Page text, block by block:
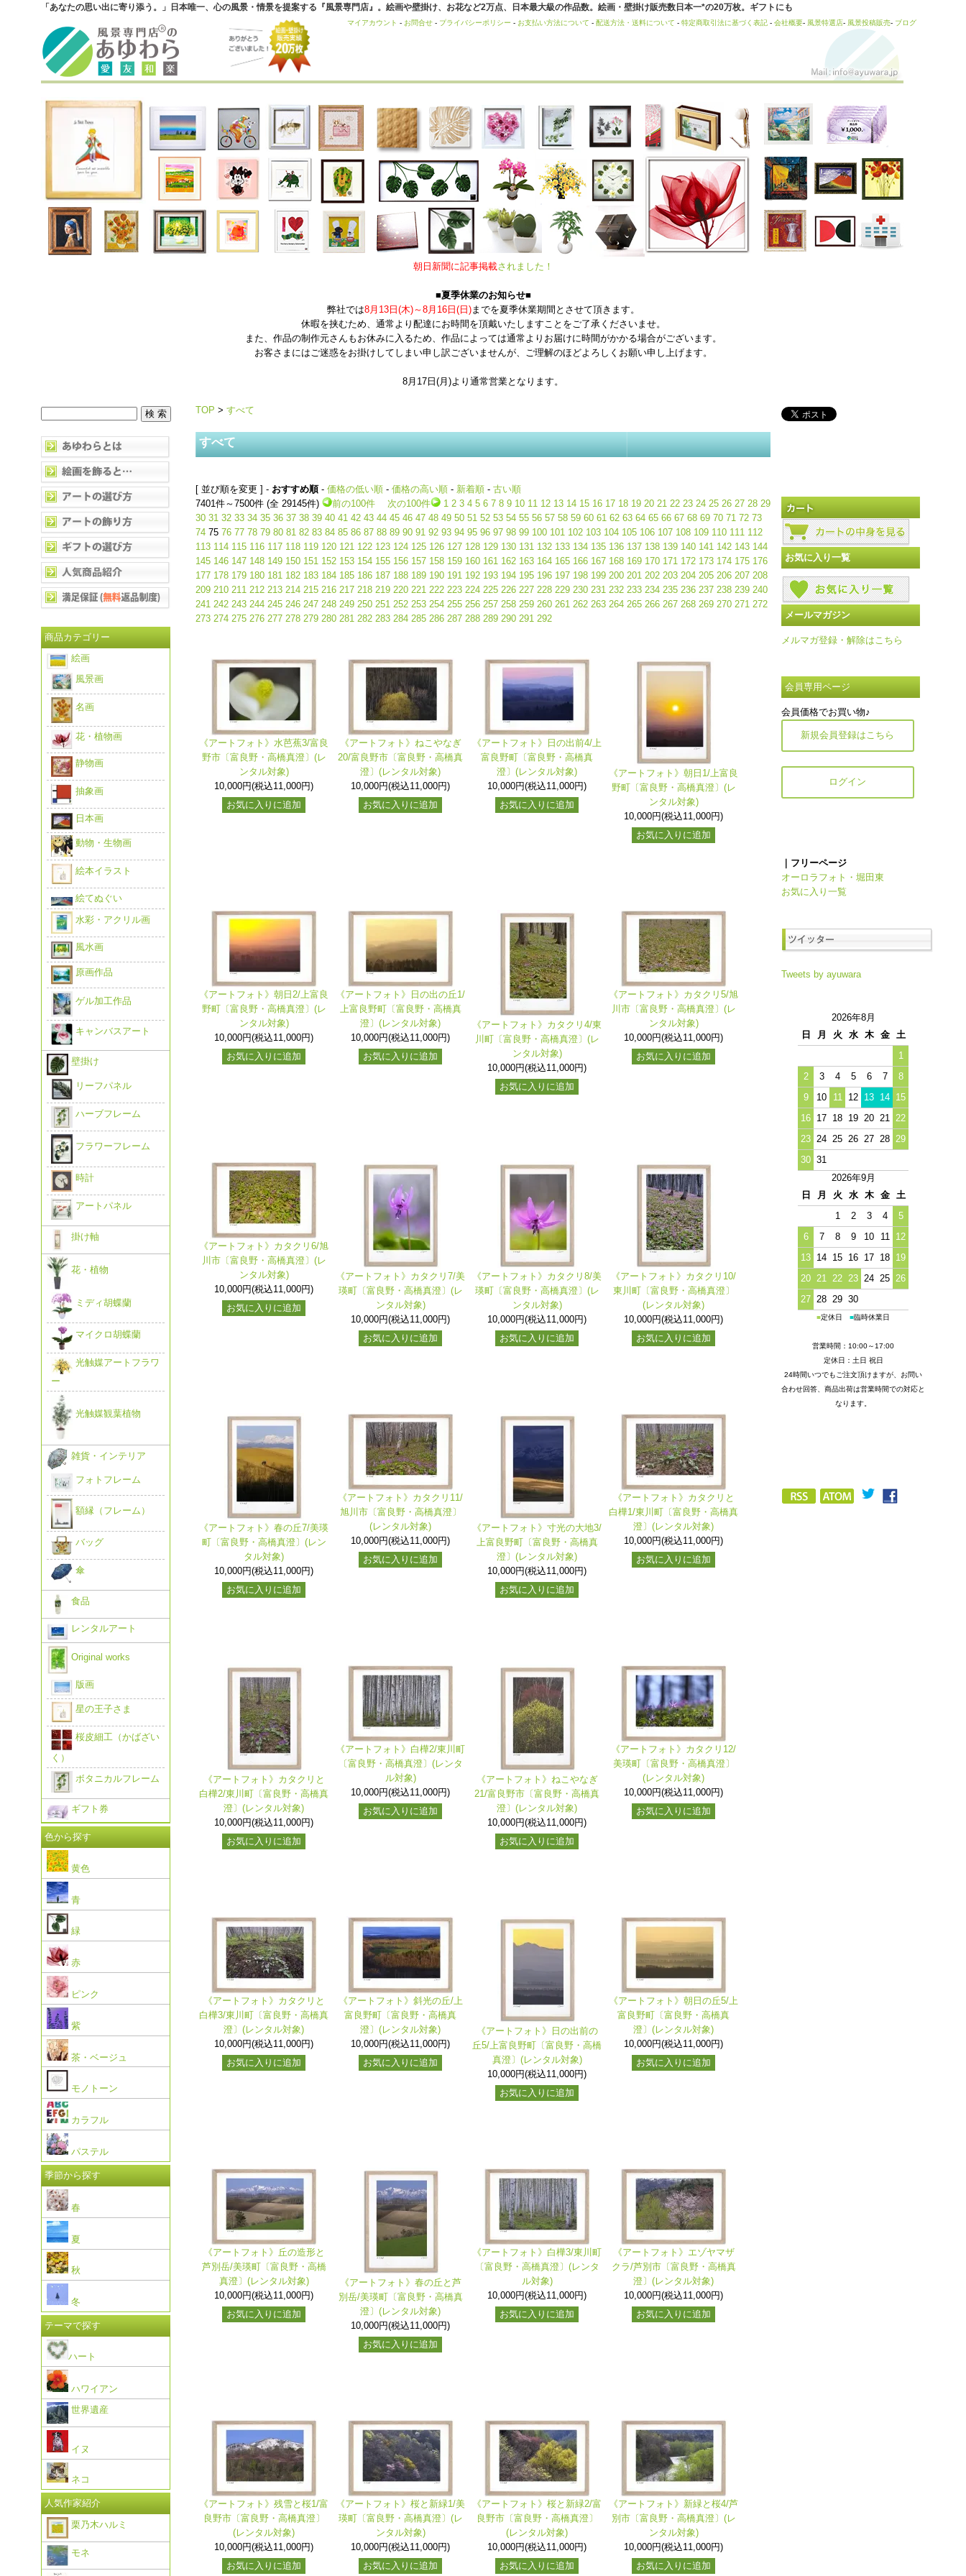
「あなたの思い出に寄り添う。」日本唯一、心の風景・情景を提案する『風景専門店』。絵画や壁掛け、お花など2万点、日本最大級の作品数。絵画・壁掛け販売数日本一*の20万枚。ギフトにも
マイアカウント - お問合せ - プライバシーポリシー - お支払い方法について - 配送方法・送料について - 特定商取引法に基づく表記 - 会社概要- 風景特選店- 風景投稿販売- ブログ
朝日新聞に記事掲載されました！
■夏季休業のお知らせ■
弊社では8月13日(木)～8月16日(日)までを夏季休業期間とさせて頂きます。
休暇を挟むため、通常より配達にお時間を頂戴いたしますことをご了承くださいませ。
また、作品の制作元さんもお休みに入るため、作品によっては通常よりお届けに時間がかかる場合がございます。
お客さまにはご迷惑をお掛けしてしまい申し訳ございませんが、ご理解のほどよろしくお願い申し上げます。
8月17日(月)より通常営業となります。
TOP > すべて
すべて
[ 並び順を変更 ] - おすすめ順- 価格の低い順 - 価格の高い順 - 新着順 - 古い順
7401件～7500件 (全 29145件)
前の100件 次の100件 1 2 3 4 5 6 7 8 9 10 11 12 13 14 15 16 17 18 19 20 21 22 23 24 25 26 27 28 29
30 31 32 33 34 35 36 37 38 39 40 41 42 43 44 45 46 47 48 49 50 51 52 53 54 55 56 57 58 59 60 61 62 63 64 65 66 67 68 69 70 71 72 73
74 75 76 77 78 79 80 81 82 83 84 85 86 87 88 89 90 91 92 93 94 95 96 97 98 99 100 101 102 103 104 105 106 107 108 109 110 111 112
113 114 115 116 117 118 119 120 121 122 123 124 125 126 127 128 129 130 131 132 133 134 135 136 137 138 139 140 141 142 143 144
145 146 147 148 149 150 151 152 153 154 155 156 157 158 159 160 161 162 163 164 165 166 167 168 169 170 171 172 173 174 175 176
177 178 179 180 181 182 183 184 185 186 187 188 189 190 191 192 193 194 195 196 197 198 199 200 201 202 203 204 205 206 207 208
209 210 211 212 213 214 215 216 217 218 219 220 221 222 223 224 225 226 227 228 229 230 231 232 233 234 235 236 237 238 239 240
241 242 243 244 245 246 247 248 249 250 251 252 253 254 255 256 257 258 259 260 261 262 263 264 265 266 267 268 269 270 271 272
273 274 275 276 277 278 279 280 281 282 283 284 285 286 287 288 289 290 291 292
《アートフォト》水芭蕉3/富良
野市〔富良野・高橋真澄〕(レ
ンタル対象)
10,000円(税込11,000円)
お気に入りに追加
《アートフォト》ねこやなぎ
20/富良野市〔富良野・高橋真
澄〕(レンタル対象)
10,000円(税込11,000円)
お気に入りに追加
《アートフォト》日の出前4/上
富良野町〔富良野・高橋真
澄〕(レンタル対象)
10,000円(税込11,000円)
お気に入りに追加
《アートフォト》朝日1/上富良
野町〔富良野・高橋真澄〕(レ
ンタル対象)
10,000円(税込11,000円)
お気に入りに追加
《アートフォト》朝日2/上富良
野町〔富良野・高橋真澄〕(レ
ンタル対象)
10,000円(税込11,000円)
お気に入りに追加
《アートフォト》日の出の丘1/
上富良野町〔富良野・高橋真
澄〕(レンタル対象)
10,000円(税込11,000円)
お気に入りに追加
《アートフォト》カタクリ4/東
川町〔富良野・高橋真澄〕(レ
ンタル対象)
10,000円(税込11,000円)
お気に入りに追加
《アートフォト》カタクリ5/旭
川市〔富良野・高橋真澄〕(レ
ンタル対象)
10,000円(税込11,000円)
お気に入りに追加
《アートフォト》カタクリ6/旭
川市〔富良野・高橋真澄〕(レ
ンタル対象)
10,000円(税込11,000円)
お気に入りに追加
《アートフォト》カタクリ7/美
瑛町〔富良野・高橋真澄〕(レ
ンタル対象)
10,000円(税込11,000円)
お気に入りに追加
《アートフォト》カタクリ8/美
瑛町〔富良野・高橋真澄〕(レ
ンタル対象)
10,000円(税込11,000円)
お気に入りに追加
《アートフォト》カタクリ10/
東川町〔富良野・高橋真澄〕
(レンタル対象)
10,000円(税込11,000円)
お気に入りに追加
《アートフォト》春の丘7/美瑛
町〔富良野・高橋真澄〕(レン
タル対象)
10,000円(税込11,000円)
お気に入りに追加
《アートフォト》カタクリ11/
旭川市〔富良野・高橋真澄〕
(レンタル対象)
10,000円(税込11,000円)
お気に入りに追加
《アートフォト》寸光の大地3/
上富良野町〔富良野・高橋真
澄〕(レンタル対象)
10,000円(税込11,000円)
お気に入りに追加
《アートフォト》カタクリと
白樺1/東川町〔富良野・高橋真
澄〕(レンタル対象)
10,000円(税込11,000円)
お気に入りに追加
《アートフォト》カタクリと
白樺2/東川町〔富良野・高橋真
澄〕(レンタル対象)
10,000円(税込11,000円)
お気に入りに追加
《アートフォト》白樺2/東川町
〔富良野・高橋真澄〕(レンタ
ル対象)
10,000円(税込11,000円)
お気に入りに追加
《アートフォト》ねこやなぎ
21/富良野市〔富良野・高橋真
澄〕(レンタル対象)
10,000円(税込11,000円)
お気に入りに追加
《アートフォト》カタクリ12/
美瑛町〔富良野・高橋真澄〕
(レンタル対象)
10,000円(税込11,000円)
お気に入りに追加
《アートフォト》カタクリと
白樺3/東川町〔富良野・高橋真
澄〕(レンタル対象)
10,000円(税込11,000円)
お気に入りに追加
《アートフォト》斜光の丘/上
富良野町〔富良野・高橋真
澄〕(レンタル対象)
10,000円(税込11,000円)
お気に入りに追加
《アートフォト》日の出前の
丘5/上富良野町〔富良野・高橋
真澄〕(レンタル対象)
10,000円(税込11,000円)
お気に入りに追加
《アートフォト》朝日の丘5/上
富良野町〔富良野・高橋真
澄〕(レンタル対象)
10,000円(税込11,000円)
お気に入りに追加
《アートフォト》丘の造形と
芦別岳/美瑛町〔富良野・高橋
真澄〕(レンタル対象)
10,000円(税込11,000円)
お気に入りに追加
《アートフォト》春の丘と芦
別岳/美瑛町〔富良野・高橋真
澄〕(レンタル対象)
10,000円(税込11,000円)
お気に入りに追加
《アートフォト》白樺3/東川町
〔富良野・高橋真澄〕(レンタ
ル対象)
10,000円(税込11,000円)
お気に入りに追加
《アートフォト》エゾヤマザ
クラ/芦別市〔富良野・高橋真
澄〕(レンタル対象)
10,000円(税込11,000円)
お気に入りに追加
《アートフォト》残雪と桜1/富
良野市〔富良野・高橋真澄〕
(レンタル対象)
10,000円(税込11,000円)
お気に入りに追加
《アートフォト》桜と新緑1/美
瑛町〔富良野・高橋真澄〕(レ
ンタル対象)
10,000円(税込11,000円)
お気に入りに追加
《アートフォト》桜と新緑2/富
良野市〔富良野・高橋真澄〕
(レンタル対象)
10,000円(税込11,000円)
お気に入りに追加
《アートフォト》新緑と桜4/芦
別市〔富良野・高橋真澄〕(レ
ンタル対象)
10,000円(税込11,000円)
お気に入りに追加
商品カテゴリー
絵画
風景画
名画
花・植物画
静物画
抽象画
日本画
動物・生物画
絵本イラスト
絵てぬぐい
水彩・アクリル画
風水画
原画作品
ゲル加工作品
キャンバスアート
壁掛け
リーフパネル
ハーブフレーム
フラワーフレーム
時計
アートパネル
掛け軸
花・植物
ミディ胡蝶蘭
マイクロ胡蝶蘭
光触媒アートフラワ
ー
光触媒観葉植物
雑貨・インテリア
フォトフレーム
額縁（フレーム）
バッグ
傘
食品
レンタルアート
Original works
版画
星の王子さま
桜皮細工（かばざい
く）
ボタニカルフレーム
ギフト券
色から探す
黄色
青
緑
赤
ピンク
紫
茶・ベージュ
モノトーン
カラフル
パステル
季節から探す
春
夏
秋
冬
テーマで探す
ハート
ハワイアン
世界遺産
イヌ
ネコ
人気作家紹介
栗乃木ハルミ
モネ
お気に入り一覧
メールマガジン
メルマガ登録・解除はこちら
会員専用ページ
会員価格でお買い物♪
新規会員登録はこちら
ログイン
｜フリーページ
オーロラフォト・堀田東
お気に入り一覧
Tweets by ayuwara
2026年8月
日
月 火 水 木 金
土
1
2
3 4 5 6 7
8
9
10 11 12 13 14 15
16 17 18 19 20 21
22
23 24 25 26 27 28 29
30 31
2026年9月
日
月 火 水 木 金
土
1
2 3 4
5
6
7 8 9 10 11
12
13 14 15 16 17 18 19
20 21 22 23 24 25 26
27 28 29 30
■定休日 ■臨時休業日
営業時間：10:00～17:00
定休日：土日 祝日
24時間いつでもご注文頂けますが、お問い
合わせ回答、商品出荷は営業時間での対応と
なります。